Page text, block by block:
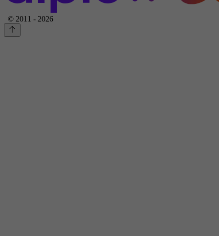
© 2011 - 2026